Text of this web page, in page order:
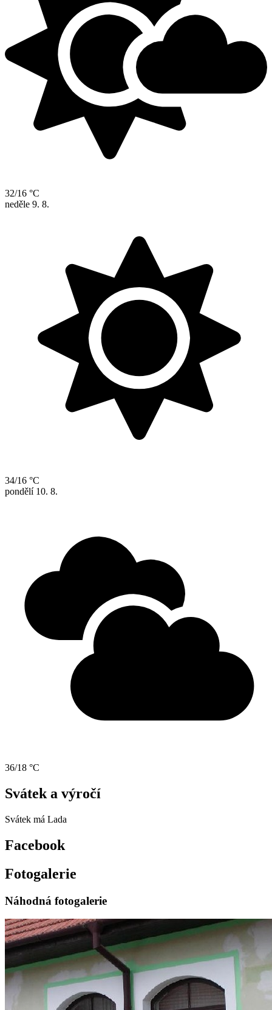
32/16 °C
neděle 9. 8.
34/16 °C
pondělí 10. 8.
36/18 °C
Svátek a výročí
Svátek má Lada
Facebook
Fotogalerie
Náhodná fotogalerie